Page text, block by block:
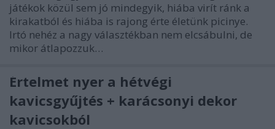
játékok közül sem jó mindegyik, hiába virít ránk a
kirakatból és hiába is rajong érte életünk picinye.
Irtó nehéz a nagy választékban nem elcsábulni, de
mikor átlapozzuk…
Értelmet nyer a hétvégi
kavicsgyűjtés + karácsonyi dekor
kavicsokból